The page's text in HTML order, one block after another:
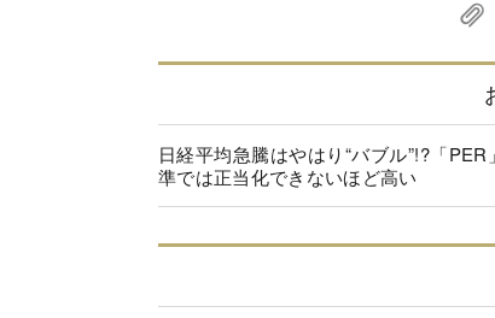
日経平均急騰はやはり“バブル”!?「PER
準では正当化できないほど高い